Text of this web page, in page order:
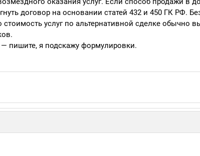
договор на основании статей 432 и 450 ГК РФ.
услуг по альтернативной сделке обычно
пишите, я подскажу формулировки.